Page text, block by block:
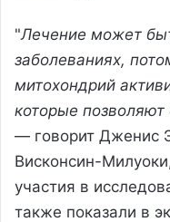
"Лечение может
заболеваниях,
митохондрий
которые
— говорит Дженис
Висконсин-
участия в
также показали в